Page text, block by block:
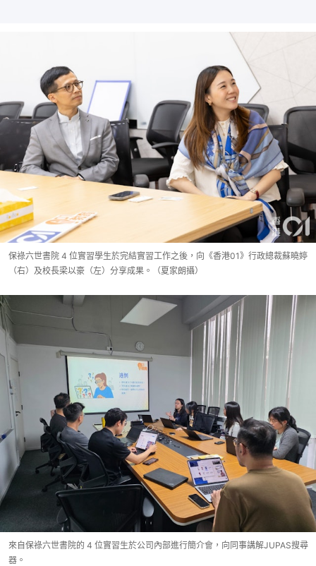
保祿六世書院 4 位實習學生於完結實習工作之後，向《香港01》行政總裁蘇曉婷
（右）及校長梁以豪（左）分享成果。（夏家朗攝）
來自保祿六世書院的 4 位實習生於公司內部進行簡介會，向同事講解JUPAS搜尋
器。